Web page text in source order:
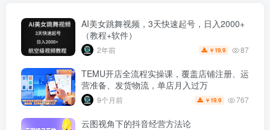
AI美女跳舞视频，3天快速起号，日入2000+
（教程+软件）
2年前 ￥ 19.9 87
TEMU开店全流程实操课，覆盖店铺注册、运
营准备、发货物流，单店月入过万
9个月前 ￥ 19.9 767
云图视角下的抖音经营方法论